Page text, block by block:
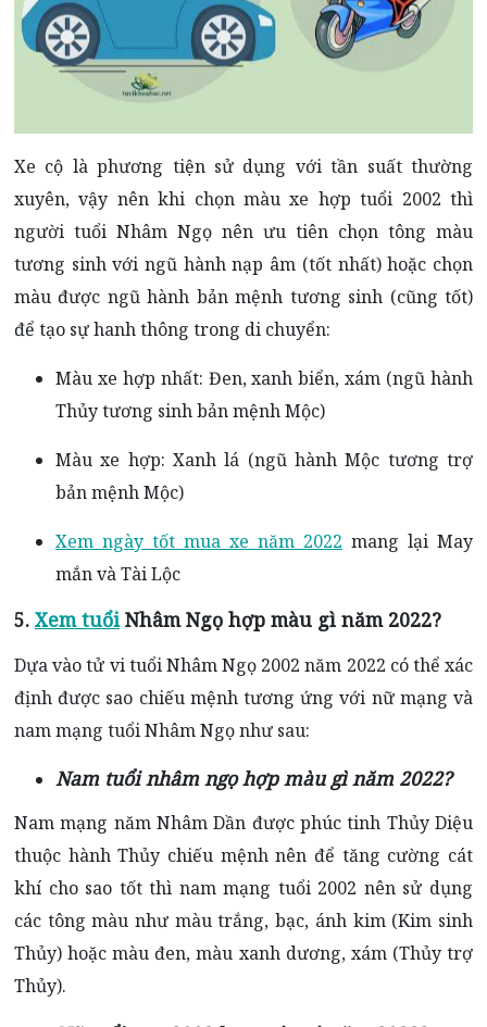
Xe cộ là phương tiện sử dụng với tần suất thường
xuyên, vậy nên khi chọn màu xe hợp tuổi 2002 thì
người tuổi Nhâm Ngọ nên ưu tiên chọn tông màu
tương sinh với ngũ hành nạp âm (tốt nhất) hoặc chọn
màu được ngũ hành bản mệnh tương sinh (cũng tốt)
để tạo sự hanh thông trong di chuyển:
Màu xe hợp nhất: Đen, xanh biển, xám (ngũ hành
Thủy tương sinh bản mệnh Mộc)
Màu xe hợp: Xanh lá (ngũ hành Mộc tương trợ
bản mệnh Mộc)
Xem ngày tốt mua xe năm 2022 mang lại May
mắn và Tài Lộc
5. Xem tuổiNhâm Ngọ hợp màu gì năm 2022?
Dựa vào tử vi tuổi Nhâm Ngọ 2002 năm 2022 có thể xác
định được sao chiếu mệnh tương ứng với nữ mạng và
nam mạng tuổi Nhâm Ngọ như sau:
Nam tuổi nhâm ngọ hợp màu gì năm 2022?
Nam mạng năm Nhâm Dần được phúc tinh Thủy Diệu
thuộc hành Thủy chiếu mệnh nên để tăng cường cát
khí cho sao tốt thì nam mạng tuổi 2002 nên sử dụng
các tông màu như màu trắng, bạc, ánh kim (Kim sinh
Thủy) hoặc màu đen, màu xanh dương, xám (Thủy trợ
Thủy).